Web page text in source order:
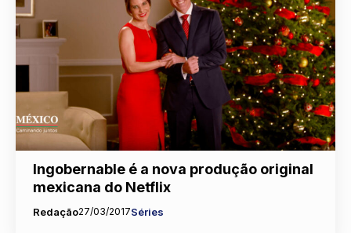
Ingobernable é a nova produção original
mexicana do Netflix
Redação27/03/2017Séries